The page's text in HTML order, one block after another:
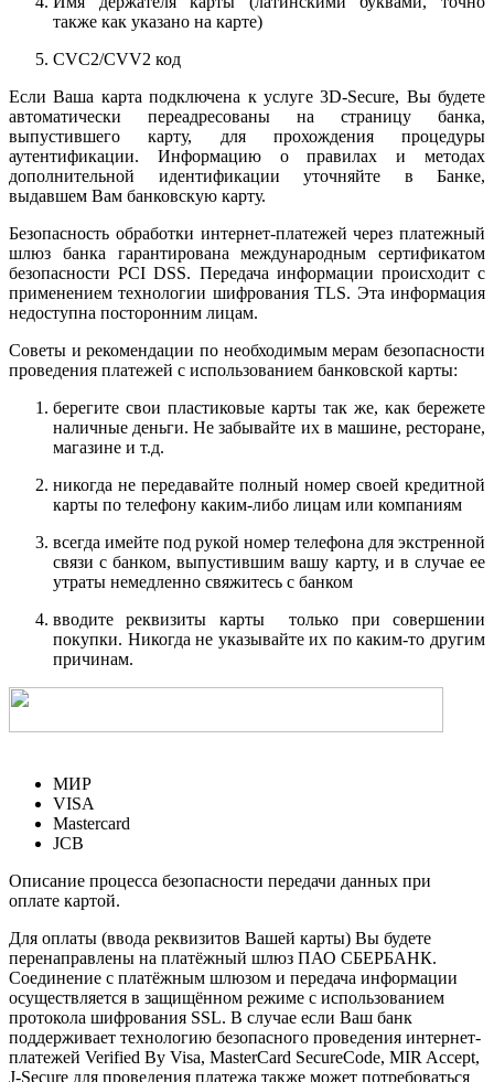
также как указано на карте)
CVC2/CVV2 код
Если Ваша карта подключена к услуге 3D-Secure, Вы будете
автоматически переадресованы на страницу банка,
выпустившего карту, для прохождения процедуры
аутентификации. Информацию о правилах и методах
дополнительной идентификации уточняйте в Банке,
выдавшем Вам банковскую карту.
Безопасность обработки интернет-платежей через платежный
шлюз банка гарантирована международным сертификатом
безопасности PCI DSS. Передача информации происходит с
применением технологии шифрования TLS. Эта информация
недоступна посторонним лицам.
Советы и рекомендации по необходимым мерам безопасности
проведения платежей с использованием банковской карты:
берегите свои пластиковые карты так же, как бережете
наличные деньги. Не забывайте их в машине, ресторане,
магазине и т.д.
никогда не передавайте полный номер своей кредитной
карты по телефону каким-либо лицам или компаниям
всегда имейте под рукой номер телефона для экстренной
связи с банком, выпустившим вашу карту, и в случае ее
утраты немедленно свяжитесь с банком
вводите реквизиты карты только при совершении
покупки. Никогда не указывайте их по каким-то другим
причинам.
МИР
VISA
Mastercard
JCB
Описание процесса безопасности передачи данных при
оплате картой.
Для оплаты (ввода реквизитов Вашей карты) Вы будете
перенаправлены на платёжный шлюз ПАО СБЕРБАНК.
Соединение с платёжным шлюзом и передача информации
осуществляется в защищённом режиме с использованием
протокола шифрования SSL. В случае если Ваш банк
поддерживает технологию безопасного проведения интернет-
платежей Verified By Visa, MasterCard SecureCode, MIR Accept,
J-Secure для проведения платежа также может потребоваться